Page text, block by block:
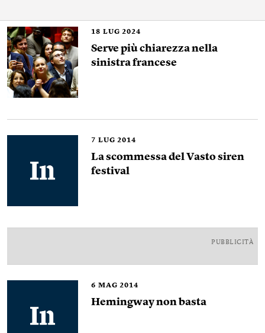
18 LUG 2024
Serve più chiarezza nella
sinistra francese
7 LUG 2014
La scommessa del Vasto siren
festival
PUBBLICITÀ
6 MAG 2014
Hemingway non basta